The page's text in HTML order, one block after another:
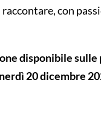
con
disponibile
20 dicembre